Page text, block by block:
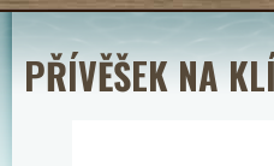
PŘÍVĚŠEK NA